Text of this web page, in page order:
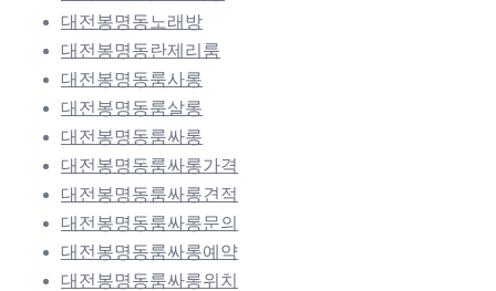
대전봉명동노래방
대전봉명동란제리룸
대전봉명동룸사롱
대전봉명동룸살롱
대전봉명동룸싸롱
대전봉명동룸싸롱가격
대전봉명동룸싸롱견적
대전봉명동룸싸롱문의
대전봉명동룸싸롱예약
대전봉명동룸싸롱위치